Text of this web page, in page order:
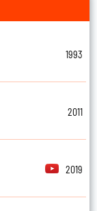
1993
2011
2019